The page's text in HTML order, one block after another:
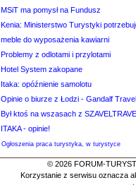
MSiT ma pomysł na Fundusz
Kenia: Ministerstwo Turystyki
meble do wyposażenia kawiarni
Problemy z odlotami i przylotami
Hotel System zakopane
Itaka: opóźnienie samolotu
Opinie o biurze z Łodzi - Gandalf Travel
Był ktoś na wszasach z
ITAKA - opinie!
Ogłoszenia praca turystyka, w turystyce
© 2026 FORUM-
Korzystanie z serwisu oznacza